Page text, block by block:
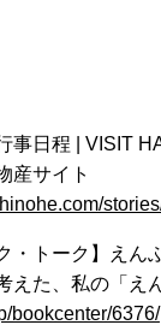
事日程 | VISIT
産サイト
・トーク】えん
えた、私の「え
bookcenter/6376/